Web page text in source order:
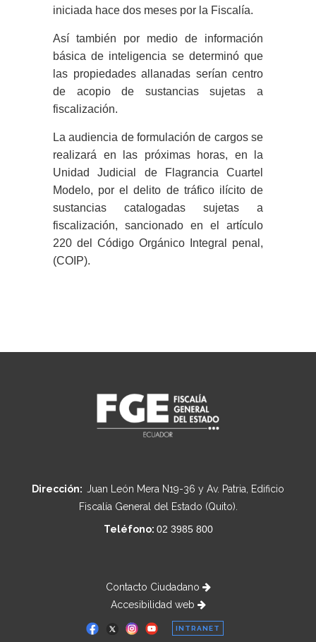
iniciada hace dos meses por la Fiscalía.
Así también por medio de información
básica de inteligencia se determinó que
las propiedades allanadas serían centro
de acopio de sustancias sujetas a
fiscalización.
La audiencia de formulación de cargos se
realizará en las próximas horas, en la
Unidad Judicial de Flagrancia Cuartel
Modelo, por el delito de tráfico ilícito de
sustancias catalogadas sujetas a
fiscalización, sancionado en el artículo
220 del Código Orgánico Integral penal,
(COIP).
Dirección: Juan León Mera N19-36 y Av. Patria, Edificio
Fiscalía General del Estado (Quito).
Teléfono: 02 3985 800
Contacto Ciudadano
Accesibilidad web
INTRANET